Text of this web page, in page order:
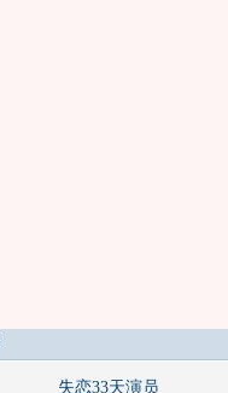
失恋33天演员